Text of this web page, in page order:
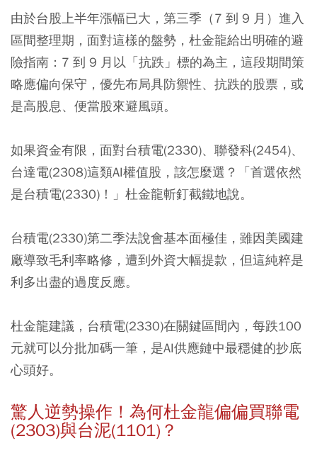
由於台股上半年漲幅已大，第三季（7 到 9 月）進入
區間整理期，面對這樣的盤勢，杜金龍給出明確的避
險指南： 7 到 9 月以「抗跌」標的為主，這段期間策
略應偏向保守，優先布局具防禦性、抗跌的股票，或
是高股息、便當股來避風頭。
如果資金有限，面對台積電(2330)、聯發科(2454)、
台達電(2308)這類AI權值股，該怎麼選？「首選依然
是台積電(2330)！」杜金龍斬釘截鐵地說。
台積電(2330)第二季法說會基本面極佳，雖因美國建
廠導致毛利率略修，遭到外資大幅提款，但這純粹是
利多出盡的過度反應。
杜金龍建議，台積電(2330)在關鍵區間內，每跌100
元就可以分批加碼一筆，是AI供應鏈中最穩健的抄底
心頭好。
驚人逆勢操作！為何杜金龍偏偏買聯電
(2303)與台泥(1101)？